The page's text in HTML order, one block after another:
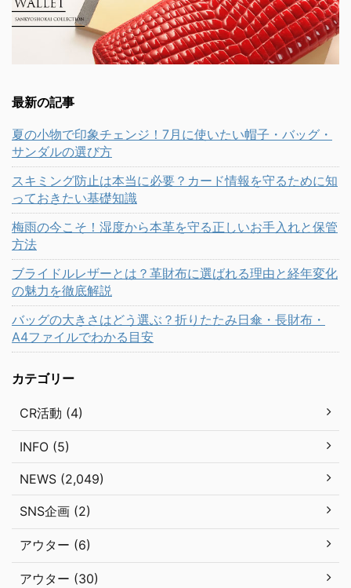
最新の記事
夏の小物で印象チェンジ！7月に使いたい帽子・バッグ・
サンダルの選び方
スキミング防止は本当に必要？カード情報を守るために知
っておきたい基礎知識
梅雨の今こそ！湿度から本革を守る正しいお手入れと保管
方法
ブライドルレザーとは？革財布に選ばれる理由と経年変化
の魅力を徹底解説
バッグの大きさはどう選ぶ？折りたたみ日傘・長財布・
A4ファイルでわかる目安
カテゴリー
CR活動 (4)
INFO (5)
NEWS (2,049)
SNS企画 (2)
アウター (6)
アウター (30)